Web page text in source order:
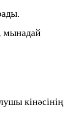
мынадай
кінәсінің